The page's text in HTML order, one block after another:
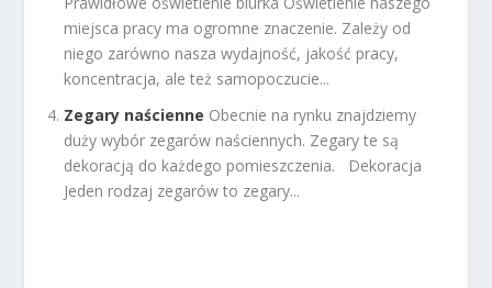
miejsca pracy ma ogromne znaczenie. Zależy od
niego zarówno nasza wydajność, jakość pracy,
koncentracja, ale też samopoczucie...
Zegary naścienne Obecnie na rynku znajdziemy
duży wybór zegarów naściennych. Zegary te są
dekoracją do każdego pomieszczenia. Dekoracja
Jeden rodzaj zegarów to zegary...